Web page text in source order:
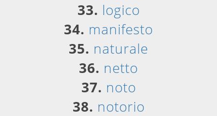
33. logico
34. manifesto
35. naturale
36. netto
37. noto
38. notorio